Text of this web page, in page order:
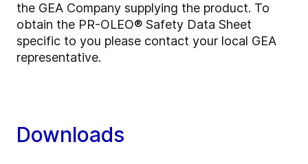
the GEA Company supplying the product. To
obtain the PR-OLEO® Safety Data Sheet
specific to you please contact your local GEA
representative.
Downloads